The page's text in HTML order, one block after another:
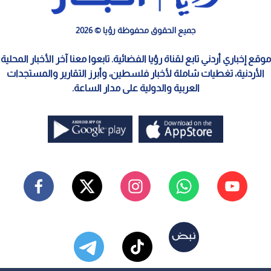
جميع الحقوق محفوظة رؤيا © 2026
موقع إخباري أردني تابع لقناة رؤيا الفضائية. تابعوا معنا آخر الأخبار المحلية
الأردنية، تغطيات شاملة لأخبار فلسطين، وأبرز التقارير والمستجدات
العربية والدولية على مدار الساعة.